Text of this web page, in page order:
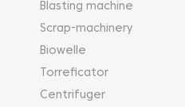
Blasting machine
Scrap-machinery
Biowelle
Torreficator
Centrifuger